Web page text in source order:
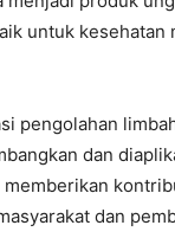
untuk kesehatan
pengolahan
dan
memberikan
dan